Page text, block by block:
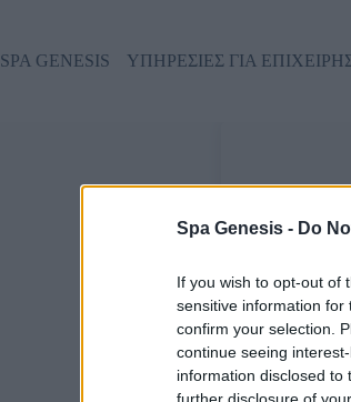
Spa Genesis - Do
If you wish to opt-out of
sensitive information
confirm your selection.
continue seeing
information disclosed
SPA GENESIS ΥΠΗΡΕΣΙΕΣ ΓΙΑ